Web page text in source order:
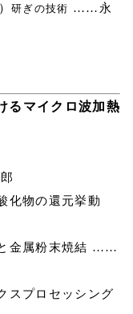
研ぎの技術 ……永
るマイクロ波加熱
物の還元挙動
金属粉末焼結 ……
プロセッシング